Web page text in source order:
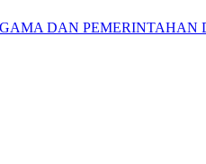
DAN PEMERINTAHAN